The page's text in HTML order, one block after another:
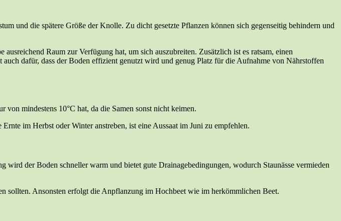
und die spätere Größe der Knolle. Zu dicht gesetzte Pflanzen können sich gegenseitig behindern und
ausreichend Raum zur Verfügung hat, um sich auszubreiten. Zusätzlich ist es ratsam, einen
dafür, dass der Boden effizient genutzt wird und genug Platz für die Aufnahme von Nährstoffen
von mindestens 10°C hat, da die Samen sonst nicht keimen.
im Herbst oder Winter anstreben, ist eine Aussaat im Juni zu empfehlen.
der Boden schneller warm und bietet gute Drainagebedingungen, wodurch Staunässe vermieden
sollten. Ansonsten erfolgt die Anpflanzung im Hochbeet wie im herkömmlichen Beet.